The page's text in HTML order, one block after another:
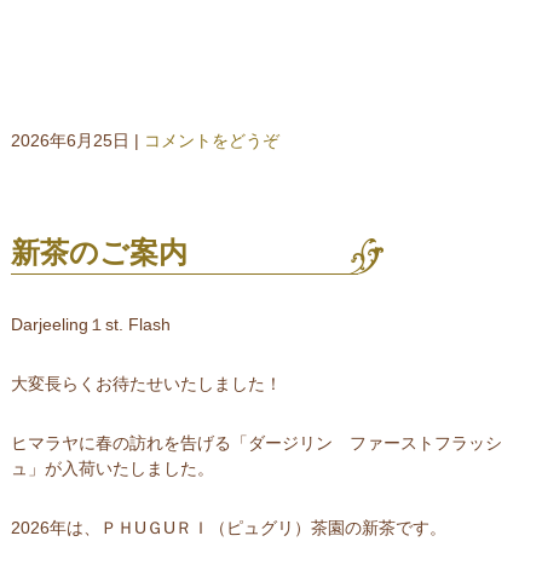
2026年6月25日 | コメントをどうぞ
新茶のご案内
Darjeeling１st. Flash
大変長らくお待たせいたしました！
ヒマラヤに春の訪れを告げる「ダージリン ファーストフラッシ
ュ」が入荷いたしました。
2026年は、ＰＨUＧUＲＩ（ピュグリ）茶園の新茶です。